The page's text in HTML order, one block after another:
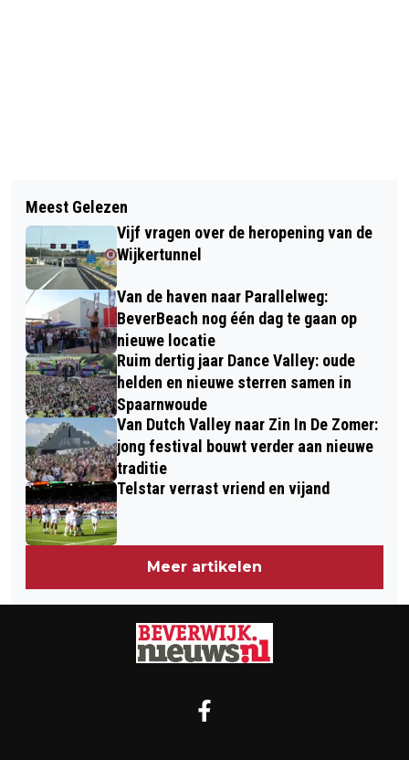
PRAKTIJKONDERSTEUNER EN
BUURTSPORTCOACH ORGANISEREN
WEKELIJKSE WANDELINGEN IN
BEVERWIJK
VERMISTE EN GEVONDEN DIEREN
DIERENAMBULANCE KENNEMERLAND
Meest Gelezen
Vijf vragen over de heropening van de
Wijkertunnel
Van de haven naar Parallelweg:
BeverBeach nog één dag te gaan op
nieuwe locatie
Ruim dertig jaar Dance Valley: oude
helden en nieuwe sterren samen in
Spaarnwoude
Van Dutch Valley naar Zin In De Zomer:
jong festival bouwt verder aan nieuwe
traditie
Telstar verrast vriend en vijand
Meer artikelen